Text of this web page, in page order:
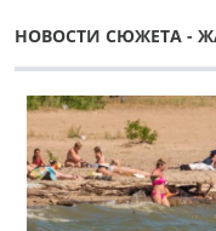
НОВОСТИ СЮЖЕТА -